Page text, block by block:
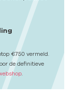
€750 vermeld.
de definitieve
.